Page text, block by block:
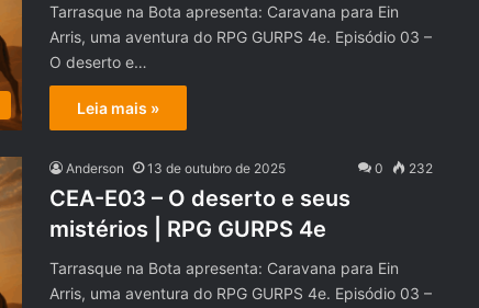
Tarrasque na Bota apresenta: Caravana para Ein
Arris, uma aventura do RPG GURPS 4e. Episódio 03 –
O deserto e…
Leia mais »
Anderson 13 de outubro de 2025 0 232
CEA-E03 – O deserto e seus
mistérios | RPG GURPS 4e
Tarrasque na Bota apresenta: Caravana para Ein
Arris, uma aventura do RPG GURPS 4e. Episódio 03 –